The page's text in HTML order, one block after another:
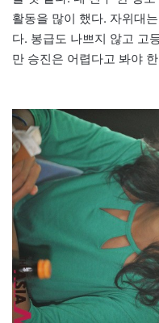
활동을 많이 했다. 자위대
다. 봉급도 나쁘지 않고 고
만 승진은 어렵다고 봐야